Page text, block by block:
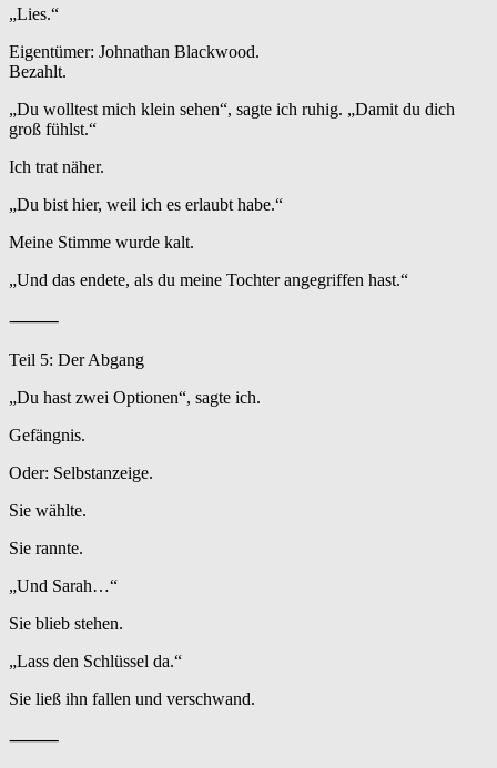
„Lies.“
Eigentümer: Johnathan Blackwood.
Bezahlt.
„Du wolltest mich klein sehen“, sagte ich ruhig. „Damit du dich
groß fühlst.“
Ich trat näher.
„Du bist hier, weil ich es erlaubt habe.“
Meine Stimme wurde kalt.
„Und das endete, als du meine Tochter angegriffen hast.“
⸻
Teil 5: Der Abgang
„Du hast zwei Optionen“, sagte ich.
Gefängnis.
Oder: Selbstanzeige.
Sie wählte.
Sie rannte.
„Und Sarah…“
Sie blieb stehen.
„Lass den Schlüssel da.“
Sie ließ ihn fallen und verschwand.
⸻